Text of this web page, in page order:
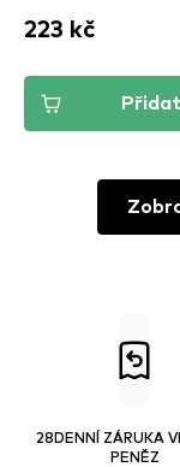
223 kč
Přidat
28DENNÍ ZÁRUKA
PENĚZ